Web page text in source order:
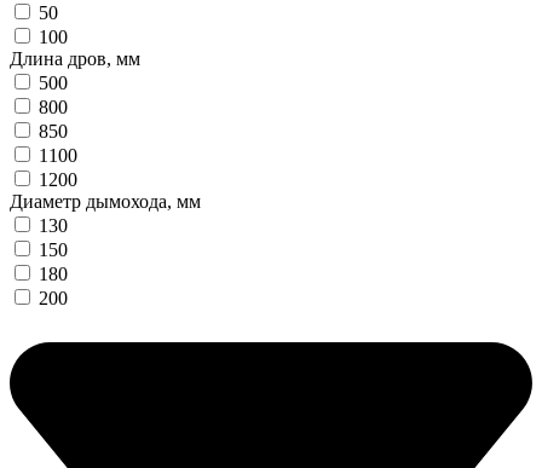
50
100
Длина дров, мм
500
800
850
1100
1200
Диаметр дымохода, мм
130
150
180
200